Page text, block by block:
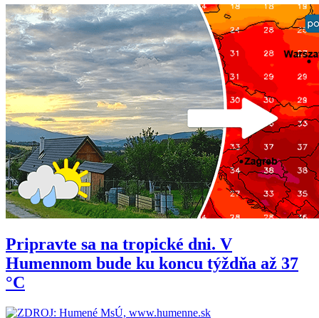
Pripravte sa na tropické dni. V
Humennom bude ku koncu týždňa až 37
°C